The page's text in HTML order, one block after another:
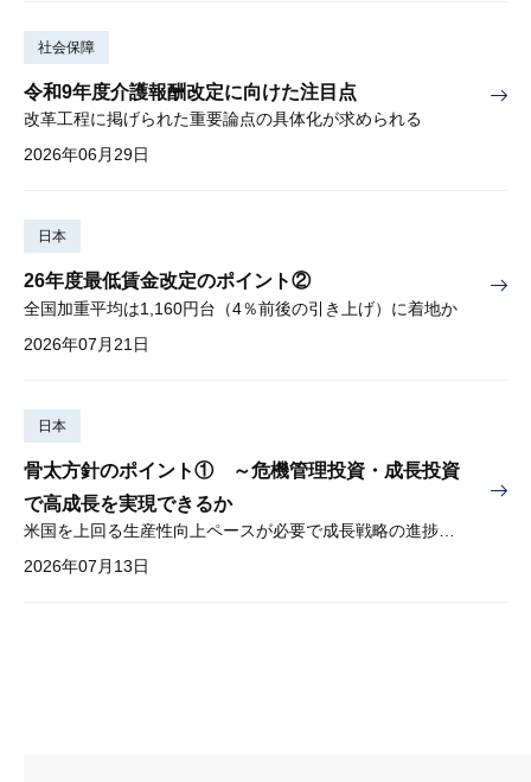
社会保障
令和9年度介護報酬改定に向けた注目点
改革工程に掲げられた重要論点の具体化が求められる
2026年06月29日
日本
26年度最低賃金改定のポイント②
全国加重平均は1,160円台（4％前後の引き上げ）に着地か
2026年07月21日
日本
骨太方針のポイント① ～危機管理投資・成長投資
で高成長を実現できるか
米国を上回る生産性向上ペースが必要で成長戦略の進捗管理も課題
2026年07月13日